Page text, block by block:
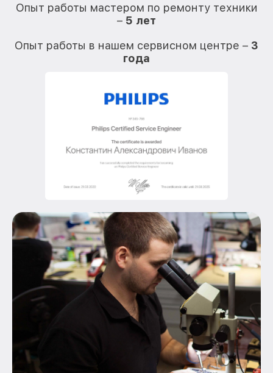
Опыт работы мастером по ремонту техники
– 5 лет
Опыт работы в нашем сервисном центре – 3
года